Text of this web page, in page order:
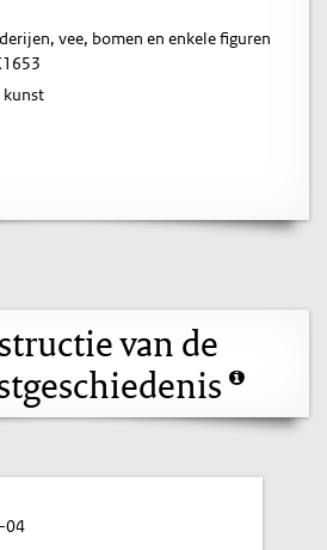
vee, bomen en enkele figuren
kunst
van de
04